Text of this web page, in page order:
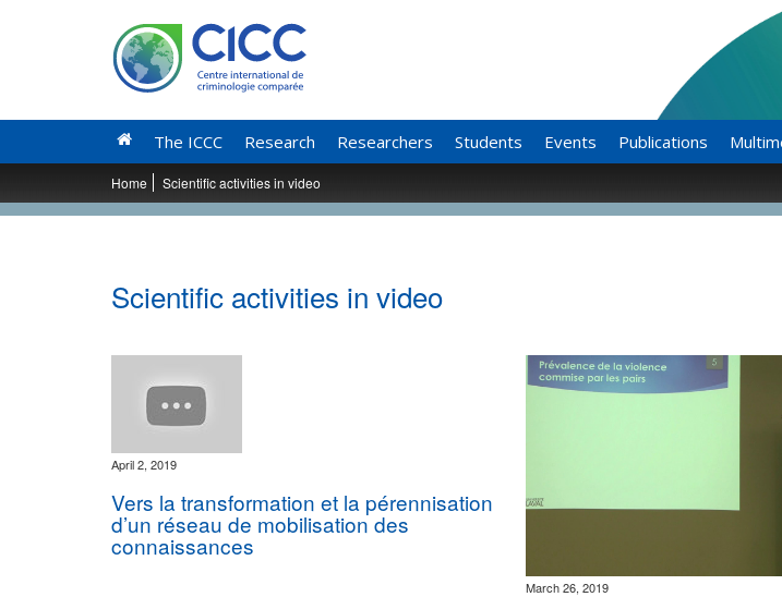
The ICCC Research Researchers Students Events Publications
Home Scientific activities in video
Scientific activities in video
April 2, 2019
Vers la transformation et la pérennisation
d’un réseau de mobilisation des
connaissances
March 26, 2019